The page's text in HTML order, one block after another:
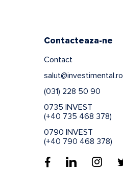
Contacteaza-ne
Contact
salut@investimental.ro
(031) 228 50 90
0735 INVEST
(+40 735 468 378)
0790 INVEST
(+40 790 468 378)